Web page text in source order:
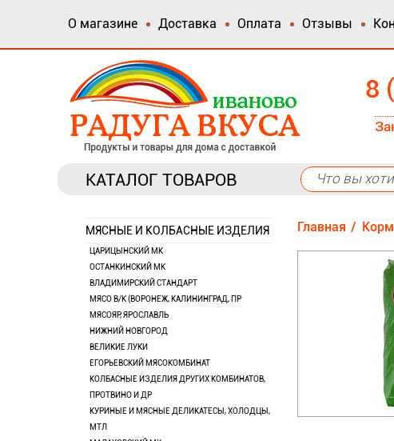
О магазине Доставка Оплата Отзывы
8
КАТАЛОГ ТОВАРОВ
МЯСНЫЕ И КОЛБАСНЫЕ ИЗДЕЛИЯ
ЦАРИЦЫНСКИЙ МК
ОСТАНКИНСКИЙ МК
ВЛАДИМИРСКИЙ СТАНДАРТ
МЯСО В/К (ВОРОНЕЖ, КАЛИНИНГРАД, ПР
МЯСОЯР, ЯРОСЛАВЛЬ
НИЖНИЙ НОВГОРОД
ВЕЛИКИЕ ЛУКИ
ЕГОРЬЕВСКИЙ МЯСОКОМБИНАТ
КОЛБАСНЫЕ ИЗДЕЛИЯ ДРУГИХ КОМБИНАТОВ,
ПРОТВИНО И ДР
КУРИНЫЕ И МЯСНЫЕ ДЕЛИКАТЕСЫ, ХОЛОДЦЫ,
МТЛ
Главная